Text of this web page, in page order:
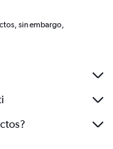
sin embargo,